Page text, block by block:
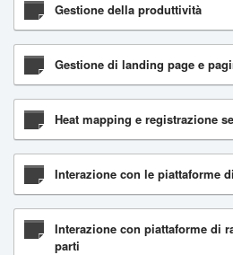
Gestione della produttività
Gestione di landing page e
Heat mapping e registrazione
Interazione con le piattaforme
Interazione con piattaforme di
parti